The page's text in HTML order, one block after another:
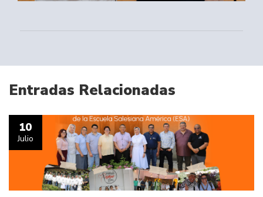
Entradas Relacionadas
10
Julio